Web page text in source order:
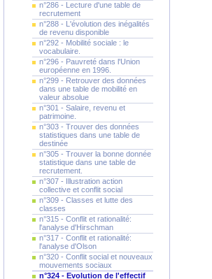
n°286 - Lecture d'une table de
recrutement
n°288 - L'évolution des inégalités
de revenu disponible
n°292 - Mobilité sociale : le
vocabulaire.
n°296 - Pauvreté dans l'Union
européenne en 1996.
n°299 - Retrouver des données
dans une table de mobilité en
valeur absolue
n°301 - Salaire, revenu et
patrimoine.
n°303 - Trouver des données
statistiques dans une table de
destinée
n°305 - Trouver la bonne donnée
statistique dans une table de
recrutement.
n°307 - Illustration action
collective et conflit social
n°309 - Classes et lutte des
classes
n°315 - Conflit et rationalité:
l'analyse d'Hirschman
n°317 - Conflit et rationalité:
l'analyse d'Olson
n°320 - Conflit social et nouveaux
mouvements sociaux
n°324 - Evolution de l'effectif